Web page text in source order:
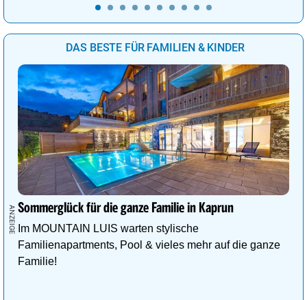
DAS BESTE FÜR FAMILIEN & KINDER
Sommerglück für die ganze Familie in Kaprun
Im MOUNTAIN LUIS warten stylische
Familienapartments, Pool & vieles mehr auf die ganze
Familie!